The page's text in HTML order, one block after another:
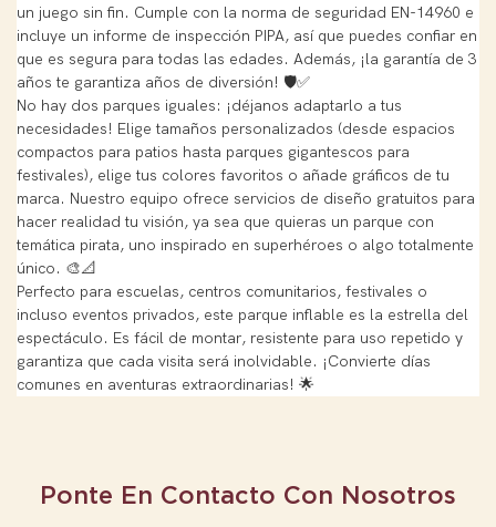
un juego sin fin. Cumple con la norma de seguridad EN-14960 e
incluye un informe de inspección PIPA, así que puedes confiar en
que es segura para todas las edades. Además, ¡la garantía de 3
años te garantiza años de diversión! 🛡️✅
No hay dos parques iguales: ¡déjanos adaptarlo a tus
necesidades! Elige tamaños personalizados (desde espacios
compactos para patios hasta parques gigantescos para
festivales), elige tus colores favoritos o añade gráficos de tu
marca. Nuestro equipo ofrece servicios de diseño gratuitos para
hacer realidad tu visión, ya sea que quieras un parque con
temática pirata, uno inspirado en superhéroes o algo totalmente
único. 🎨📐
Perfecto para escuelas, centros comunitarios, festivales o
incluso eventos privados, este parque inflable es la estrella del
espectáculo. Es fácil de montar, resistente para uso repetido y
garantiza que cada visita será inolvidable. ¡Convierte días
comunes en aventuras extraordinarias! 🌟
Ponte En Contacto Con Nosotros